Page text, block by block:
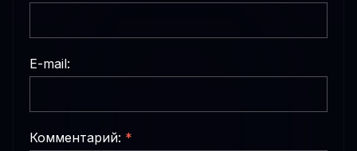
E-mail:
Комментарий: *